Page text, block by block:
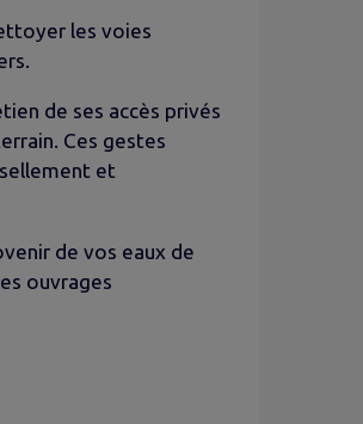
les voies
de ses accès privés
Ces gestes
et
de vos eaux de
ouvrages